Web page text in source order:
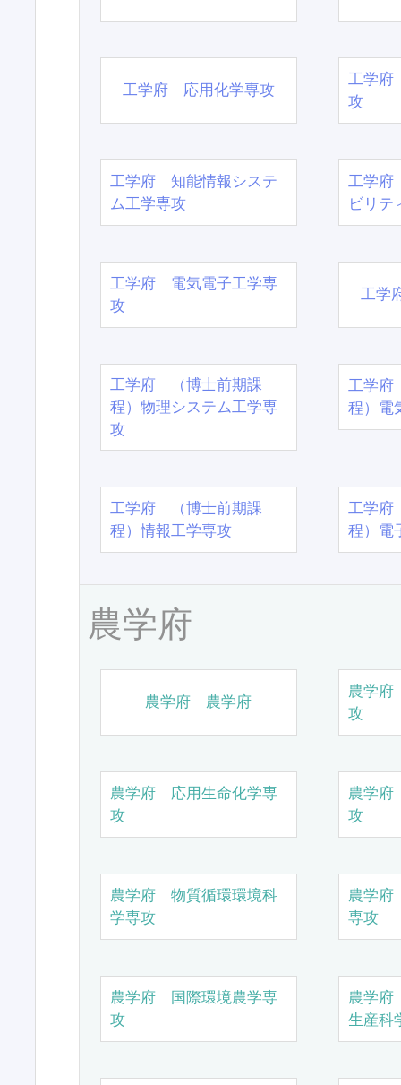
工学府 応用化学専攻
工学府
攻
工学府 知能情報システ
ム工学専攻
工学府
ビリテ
工学府 電気電子工学専
攻
工学
工学府 （博士前期課
程）物理システム工学専
攻
工学
程）電
工学府 （博士前期課
程）情報工学専攻
工学
程）電
農学府
農学府 農学府
農学
攻
農学府 応用生命化学専
攻
農学
攻
農学府 物質循環環境科
学専攻
農学
専攻
農学府 国際環境農学専
攻
農学
生産科